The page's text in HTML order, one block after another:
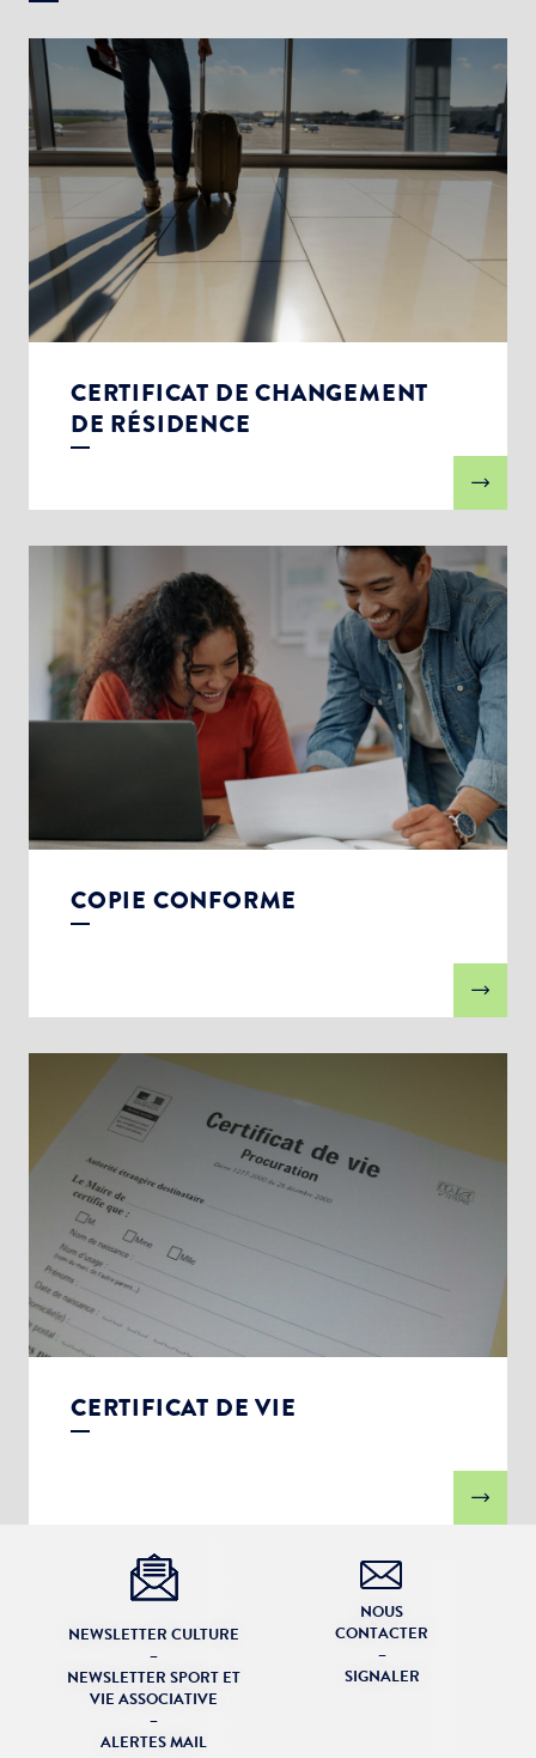
CERTIFICAT DE CHANGEMENT
DE RÉSIDENCE
COPIE CONFORME
CERTIFICAT DE VIE
NEWSLETTER CULTURE
–
NEWSLETTER SPORT ET
VIE ASSOCIATIVE
–
ALERTES MAIL
NOUS
CONTACTER
–
SIGNALER